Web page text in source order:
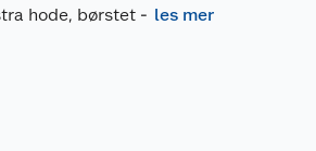
hode, børstet - les mer